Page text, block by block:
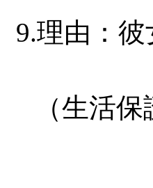
9.理由：
（生活保